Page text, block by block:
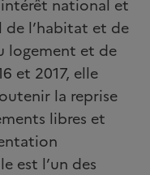
national et
de l’habitat et de
logement et de
et 2017, elle
la reprise
libres et
est l’un des